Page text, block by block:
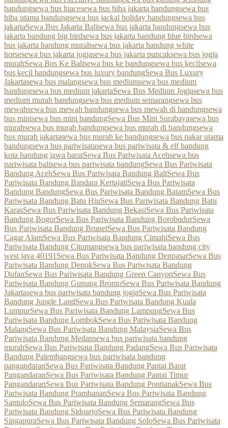
bandungsewa bus hiacesewa bus hiba jakarta bandungsewa bus
hiba utama bandungsewa bus jackal holiday bandungsewa bus
jakartaSewa Bus Jakarta Balisewa bus jakarta bandungsewa bus
jakarta bandung big birdsewa bus jakarta bandung blue birdsewa
bus jakarta bandung murahsewa bus jakarta bandung white
horsesewa bus jakarta jogjasewa bus jakarta puncaksewa bus jogja
murahSewa Bus Ke Balisewa bus ke bandungsewa bus kecilsewa
bus kecil bandungsewa bus luxury bandungSewa Bus Luxury
Jakartasewa bus malangsewa bus mediumsewa bus medium
bandungsewa bus medium jakartaSewa Bus Medium Jogjasewa bus
medium murah bandungsewa bus medium semarangsewa bus
mewahsewa bus mewah bandungsewa bus mewah di bandungsewa
bus minisewa bus mini bandungSewa Bus Mini Surabayasewa bus
murahsewa bus murah bandungsewa bus murah di bandungsewa
bus murah jakartasewa bus murah ke bandungsewa bus pakar utama
bandungsewa bus pariwisatasewa bus pariwisata & elf bandung
kota bandung jawa baratSewa Bus Pariwisata Acehsewa bus
pariwisata balisewa bus pariwisata bandungSewa Bus Pariwisata
Bandung AcehSewa Bus Pariwisata Bandung BaliSewa Bus
Pariwisata Bandung Bandara KertajatiSewa Bus Pariwisata
Bandung BandungSewa Bus Pariwisata Bandung BatamSewa Bus
Pariwisata Bandung Batu HiuSewa Bus Pariwisata Bandung Batu
KarasSewa Bus Pariwisata Bandung BekasiSewa Bus Pariwisata
Bandung BogorSewa Bus Pariwisata Bandung BorobudurSewa
Bus Pariwisata Bandung BruneiSewa Bus Pariwisata Bandung
Cagar AlamSewa Bus Pariwisata Bandung CimahiSewa Bus
Pariwisata Bandung Citumangsewa bus pariwisata bandung city
west java 40191Sewa Bus Pariwisata Bandung DenpasarSewa Bus
Pariwisata Bandung DepokSewa Bus Pariwisata Bandung
DufanSewa Bus Pariwisata Bandung Green CanyonSewa Bus
Pariwisata Bandung Gunung BromoSewa Bus Pariwisata Bandung
Jakartasewa bus pariwisata bandung jogjaSewa Bus Pariwisata
Bandung Jungle LandSewa Bus Pariwisata Bandung Kuala
LumpurSewa Bus Pariwisata Bandung LampungSewa Bus
Pariwisata Bandung LombokSewa Bus Pariwisata Bandung
MalangSewa Bus Pariwisata Bandung MalaysiaSewa Bus
Pariwisata Bandung Medansewa bus pariwisata bandung
murahSewa Bus Pariwisata Bandung PadangSewa Bus Pariwisata
Bandung Palembangsewa bus pariwisata bandung
pangandaranSewa Bus Pariwisata Bandung Pantai Barat
PangandaranSewa Bus Pariwisata Bandung Pantai Timur
PangandaranSewa Bus Pariwisata Bandung PontianakSewa Bus
Pariwisata Bandung PrambananSewa Bus Pariwisata Bandung
SantoloSewa Bus Pariwisata Bandung SemarangSewa Bus
Pariwisata Bandung SidoarjoSewa Bus Pariwisata Bandung
SingapuraSewa Bus Pariwisata Bandung SoloSewa Bus Pariwisata